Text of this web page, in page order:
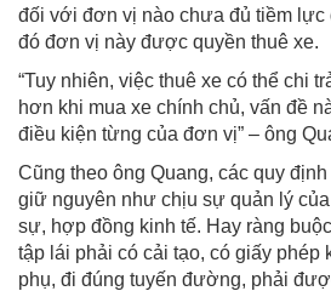
đối với đơn vị nào chưa đủ tiềm lực
đó đơn vị này được quyền thuê xe.
“Tuy nhiên, việc thuê xe có thể chi
hơn khi mua xe chính chủ, vấn đề
điều kiện từng của đơn vị” – ông
Cũng theo ông Quang, các quy
giữ nguyên như chịu sự quản lý
sự, hợp đồng kinh tế. Hay ràng
tập lái phải có cải tạo, có giấy phép
phụ, đi đúng tuyến đường, phải